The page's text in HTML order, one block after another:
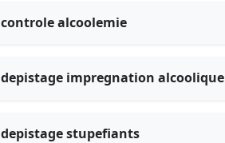
controle alcoolemie
depistage impregnation alcoolique
depistage stupefiants